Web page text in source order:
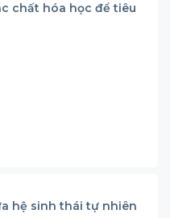
chất hóa học để tiêu
hệ sinh thái tự nhiên